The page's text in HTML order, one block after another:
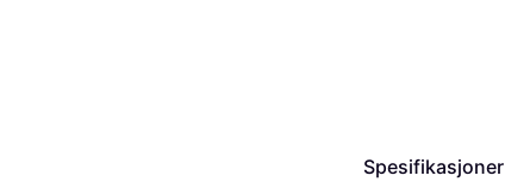
Spesifikasjoner